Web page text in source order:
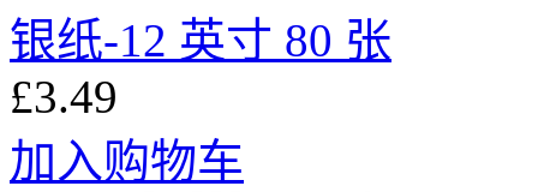
银纸-12 英寸 80 张
£3.49
加入购物车